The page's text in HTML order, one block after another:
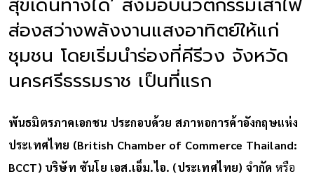
ส่องสว่างพลังงานแสงอาทิตย์ให้แก่
ชุมชน โดยเริ่มนำร่องที่คีรีวง จังหวัด
นครศรีธรรมราช เป็นที่แรก
พันธมิตรภาคเอกชน ประกอบด้วย สภาหอการค้าอังกฤษแห่ง
ประเทศไทย (British Chamber of Commerce Thailand:
BCCT) บริษัท ซันโย เอส.เอ็ม.ไอ. (ประเทศไทย) จำกัด หรือ